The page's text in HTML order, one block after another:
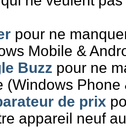
pour ne
Mobile &
Buzz pour ne
(Windows Phone
de prix
appareil neuf